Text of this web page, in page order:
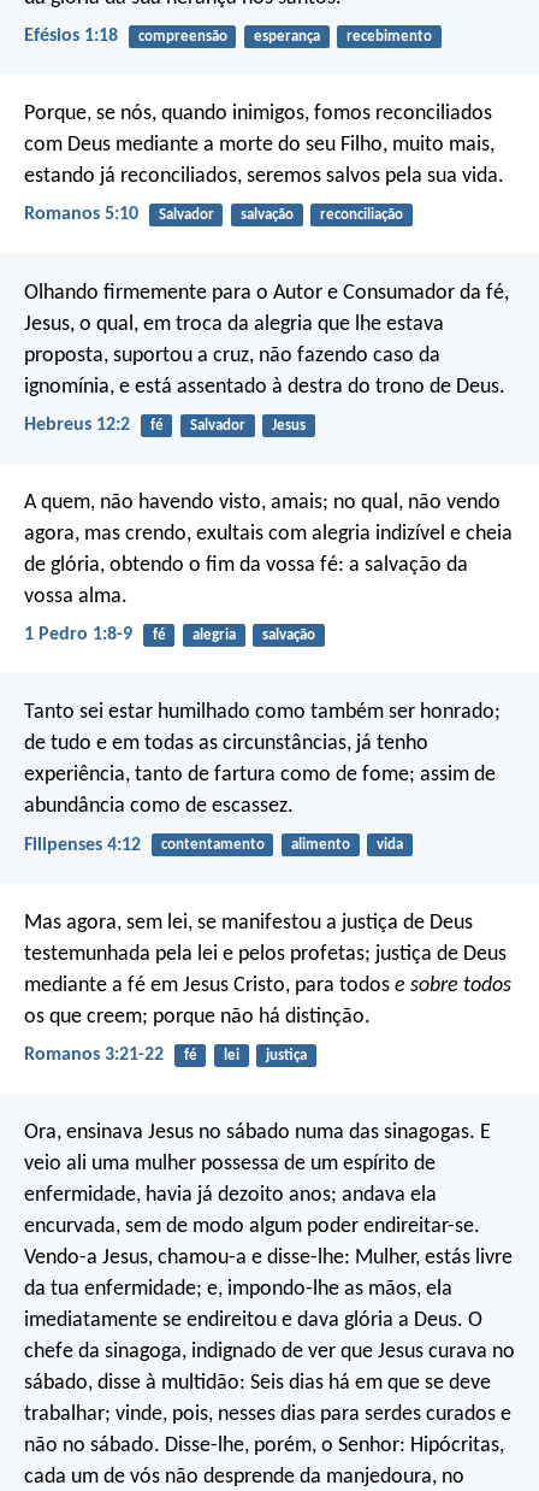
Efésios 1:18 compreensão esperança recebimento
Porque, se nós, quando inimigos, fomos reconciliados
com Deus mediante a morte do seu Filho, muito mais,
estando já reconciliados, seremos salvos pela sua vida.
Romanos 5:10 Salvador salvação reconciliação
Olhando firmemente para o Autor e Consumador da fé,
Jesus, o qual, em troca da alegria que lhe estava
proposta, suportou a cruz, não fazendo caso da
ignomínia, e está assentado à destra do trono de Deus.
Hebreus 12:2 fé Salvador Jesus
A quem, não havendo visto, amais; no qual, não vendo
agora, mas crendo, exultais com alegria indizível e cheia
de glória, obtendo o fim da vossa fé: a salvação da
vossa alma.
1 Pedro 1:8-9 fé alegria salvação
Tanto sei estar humilhado como também ser honrado;
de tudo e em todas as circunstâncias, já tenho
experiência, tanto de fartura como de fome; assim de
abundância como de escassez.
Filipenses 4:12 contentamento alimento vida
Mas agora, sem lei, se manifestou a justiça de Deus
testemunhada pela lei e pelos profetas; justiça de Deus
mediante a fé em Jesus Cristo, para todos e sobre todos
os que creem; porque não há distinção.
Romanos 3:21-22 fé lei justiça
Ora, ensinava Jesus no sábado numa das sinagogas. E
veio ali uma mulher possessa de um espírito de
enfermidade, havia já dezoito anos; andava ela
encurvada, sem de modo algum poder endireitar-se.
Vendo-a Jesus, chamou-a e disse-lhe: Mulher, estás livre
da tua enfermidade; e, impondo-lhe as mãos, ela
imediatamente se endireitou e dava glória a Deus. O
chefe da sinagoga, indignado de ver que Jesus curava no
sábado, disse à multidão: Seis dias há em que se deve
trabalhar; vinde, pois, nesses dias para serdes curados e
não no sábado. Disse-lhe, porém, o Senhor: Hipócritas,
cada um de vós não desprende da manjedoura, no